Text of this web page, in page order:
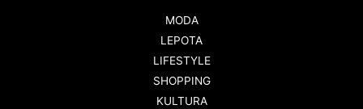
MODA
LEPOTA
LIFESTYLE
SHOPPING
KULTURA